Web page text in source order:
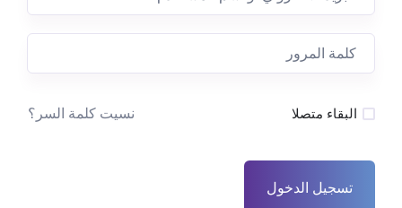
البقاء متصلا نسيت كلمة السر؟
تسجيل الدخول